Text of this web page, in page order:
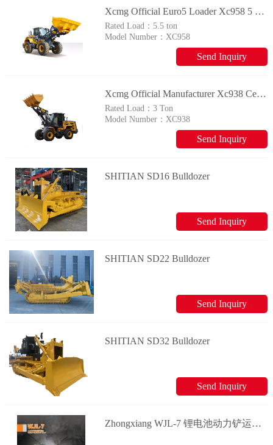
Xcmg Official Euro5 Loader Xc958 5 Ton Small Wheel Loader With Ce
Rated Load： 5.5 ton
Model Number：XC958
Send Inquiry
Xcmg Official Manufacturer Xc938 Ce Epa Approved 3 Ton Front End Loader Prices
Rated Load：3 Ton
Model Number：XC938
Send Inquiry
SHITIAN SD16 Bulldozer
Send Inquiry
SHITIAN SD22 Bulldozer
Send Inquiry
SHITIAN SD32 Bulldozer
Send Inquiry
Zhongxiang WJL-7 锂电池动力铲运机 电动铲运机系列